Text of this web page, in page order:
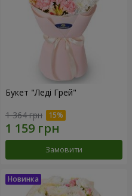
Букет "Леді Грей"
1 364 грн
Замовити